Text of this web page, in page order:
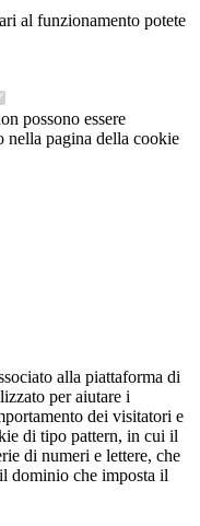
al funzionamento potete
possono essere
nella pagina della cookie
alla piattaforma di
per aiutare i
dei visitatori e
di tipo pattern, in cui il
di numeri e lettere, che
dominio che imposta il